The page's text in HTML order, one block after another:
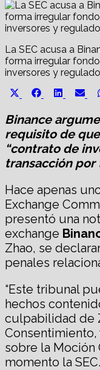
La SEC acusa a
forma irregular
inversores y
Share
Share
Facebook
Share
Binance
requisito de
“contrato de
transacción por
Hace apenas
Exchange
presentó una
exchange
Zhao, se
penales
“Este tribunal
hechos
culpabilidad de
sobre la Moción
momento la SEC.